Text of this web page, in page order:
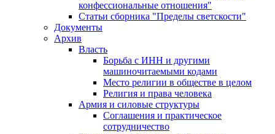
конфессиональные отношения"
Статьи сборника "Пределы светскости"
Документы
Архив
Власть
Борьба с ИНН и другими
машиночитаемыми кодами
Место религии в обществе в целом
Религия и права человека
Армия и силовые структуры
Соглашения и практическое
сотрудничество